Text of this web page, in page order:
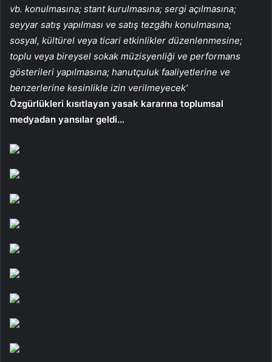
vb. konulmasına; stant kurulmasına; sergi açılmasına;
seyyar satış yapılması ve satış tezgâhı konulmasına;
sosyal, kültürel veya ticari etkinlikler düzenlenmesine;
toplu veya bireysel sokak müzisyenliği ve performans
gösterileri yapılmasına; hanutçuluk faaliyetlerine ve
benzerlerine kesinlikle izin verilmeyecek’
Özgürlükleri kısıtlayan yasak kararına toplumsal
medyadan yansılar geldi…